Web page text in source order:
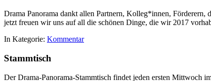
Drama Panorama dankt allen Partnern, Kolleg*innen, Förderern,
jetzt freuen wir uns auf all die schönen Dinge, die wir 2017
In Kategorie: Kommentar
Stammtisch
Der Drama-Panorama-Stammtisch findet jeden ersten Mittwoch